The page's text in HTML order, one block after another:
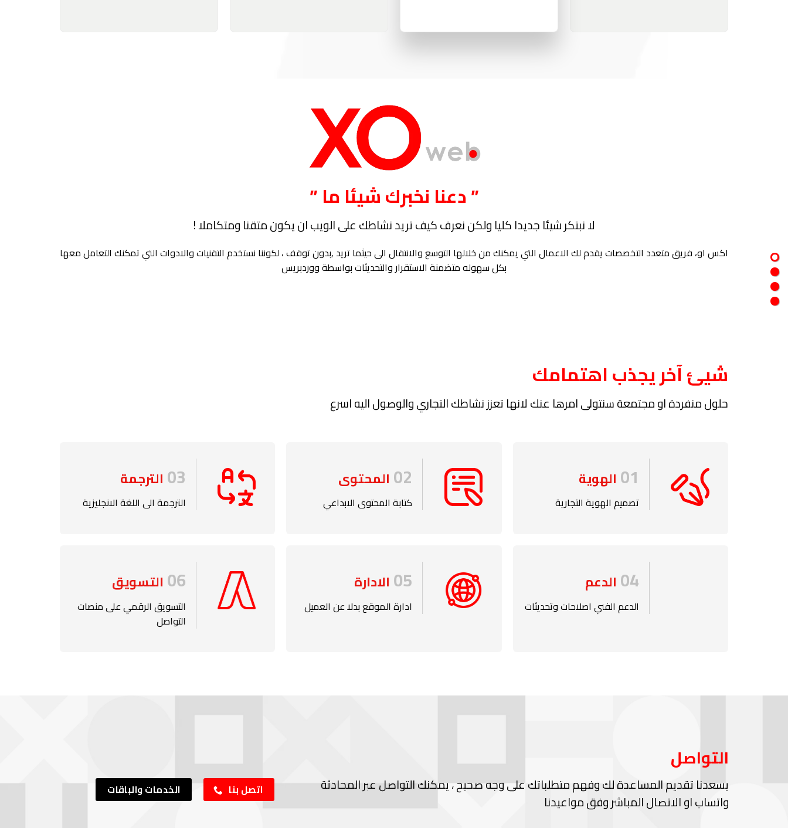
” دعنا نخبرك شيئا ما ”
لا نبتكر شيئا جديدا كليا ولكن نعرف كيف تريد نشاطك على الويب ان يكون متقنا ومتكاملا !
اكس او، فريق متعدد التخصصات يقدم لك الاعمال التي يمكنك من خلالها التوسع والانتقال الى حيثما تريد ,بدون توقف ، لكوننا نستخدم التقنيات والادوات التي تمكنك التعامل معها
بكل سهوله متضمنة الاستقرار والتحديثات بواسطة ووردبريس
شيئ آخر يجذب اهتمامك
حلول منفردة او مجتمعة سنتولى امرها عنك لانها تعزز نشاطك التجاري والوصول اليه اسرع
01 الهوية
تصميم الهوية التجارية
02 المحتوى
كتابة المحتوى الابداعي
03 الترجمة
الترجمة الى اللغة الانجليزية
04 الدعم
الدعم الفني اصلاحات وتحديثات
05 الادارة
ادارة الموقع بدلا عن العميل
06 التسويق
التسويق الرقمي على منصات
التواصل
التواصل
يسعدنا تقديم المساعدة لك وفهم متطلباتك على وجه صحيح ، يمكنك التواصل عبر المحادثة
واتساب او الاتصال المباشر وفق مواعيدنا
اتصل بنا الخدمات والباقات